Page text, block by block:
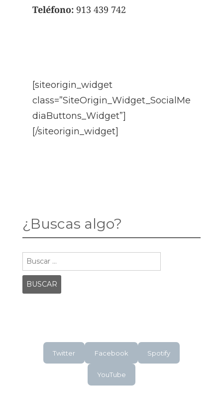
Teléfono: 913 439 742
[siteorigin_widget
class=”SiteOrigin_Widget_SocialMe
diaButtons_Widget”]
[/siteorigin_widget]
¿Buscas algo?
Twitter Facebook Spotify
YouTube